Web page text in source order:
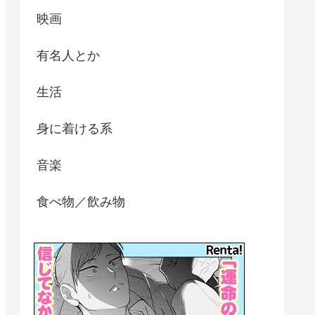
映画
有名人とか
生活
身に着ける系
音楽
食べ物／飲み物